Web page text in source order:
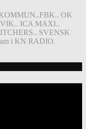
OK
ICA MAXI..
SVENSK
i KN RADIO.